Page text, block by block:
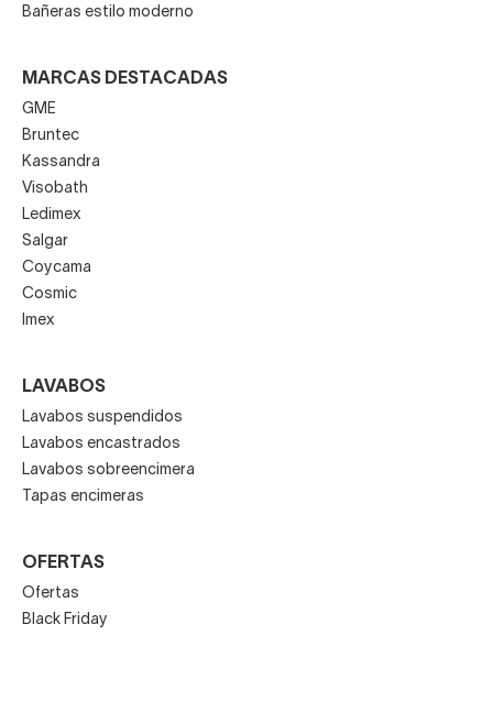
Bañeras estilo moderno
MARCAS DESTACADAS
GME
Bruntec
Kassandra
Visobath
Ledimex
Salgar
Coycama
Cosmic
Imex
LAVABOS
Lavabos suspendidos
Lavabos encastrados
Lavabos sobreencimera
Tapas encimeras
OFERTAS
Ofertas
Black Friday